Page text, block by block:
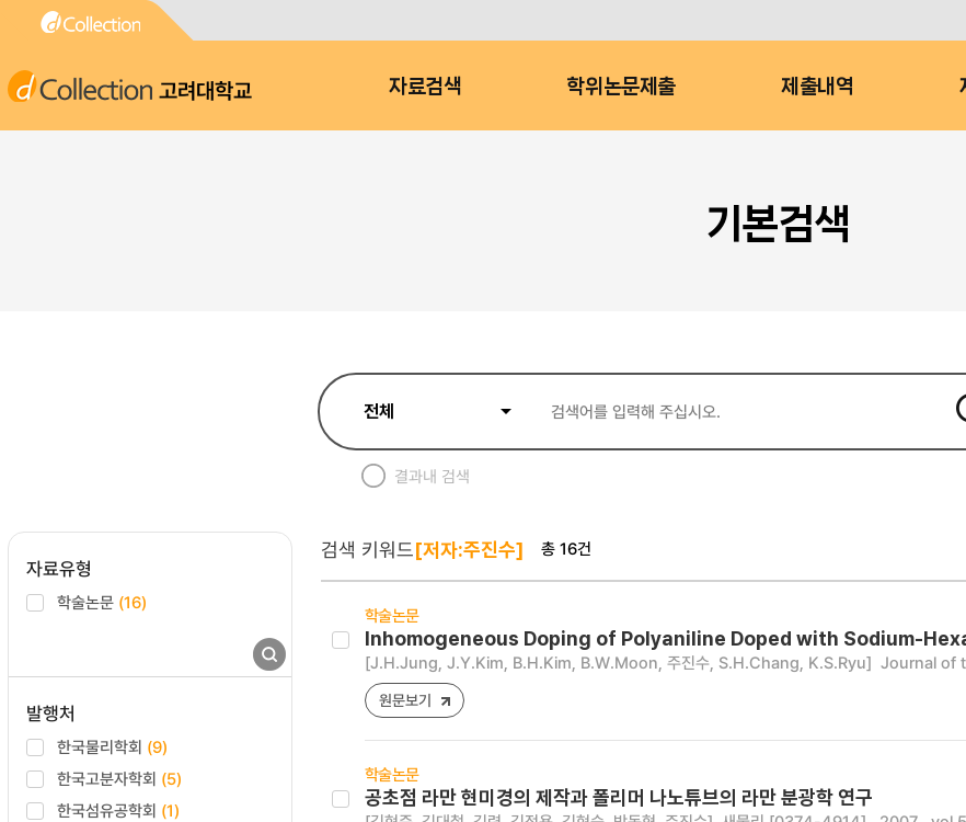
고려대학교 자료검색 학위논문제출 제출내역
기본검색
결과내 검색
자료유형
학술논문 (16)
발행처
한국물리학회 (9)
한국고분자학회 (5)
한국섬유공학회 (1)
검색 키워드[저자:주진수] 총 16건
학술논문
Inhomogeneous Doping of Polyaniline Doped with Sodium-
[J.H.Jung, J.Y.Kim, B.H.Kim, B.W.Moon, 주진수, S.H.Chang, K.S.Ryu] Journal of
원문보기
학술논문
공초점 라만 현미경의 제작과 폴리머 나노튜브의 라만 분광학 연구